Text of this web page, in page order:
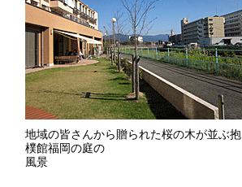
地域の皆さんから贈られた桜の木が並ぶ抱
樸館福岡の庭の
風景